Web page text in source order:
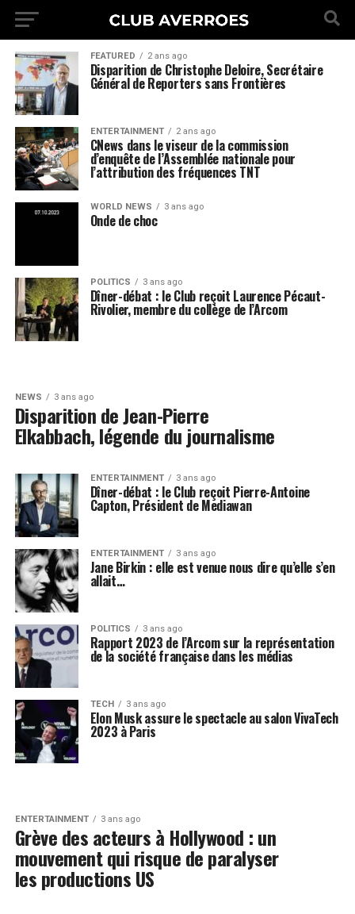
FEATURED 2 ans ago
Disparition de Christophe Deloire, Secrétaire
Général de Reporters sans Frontières
ENTERTAINMENT 2 ans ago
CNews dans le viseur de la commission
d’enquête de l’Assemblée nationale pour
l’attribution des fréquences TNT
WORLD NEWS 3 ans ago
Onde de choc
POLITICS 3 ans ago
Dîner-débat : le Club reçoit Laurence Pécaut-
Rivolier, membre du collège de l’Arcom
NEWS 3 ans ago
Disparition de Jean-Pierre
Elkabbach, légende du journalisme
ENTERTAINMENT 3 ans ago
Dîner-débat : le Club reçoit Pierre-Antoine
Capton, Président de Mediawan
ENTERTAINMENT 3 ans ago
Jane Birkin : elle est venue nous dire qu’elle s’en
allait…
POLITICS 3 ans ago
Rapport 2023 de l’Arcom sur la représentation
de la société française dans les médias
TECH 3 ans ago
Elon Musk assure le spectacle au salon VivaTech
2023 à Paris
ENTERTAINMENT 3 ans ago
Grève des acteurs à Hollywood : un
mouvement qui risque de paralyser
les productions US